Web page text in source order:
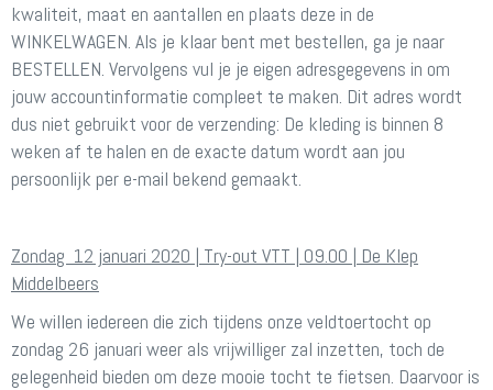
kwaliteit, maat en aantallen en plaats deze in de
WINKELWAGEN. Als je klaar bent met bestellen, ga je naar
BESTELLEN. Vervolgens vul je je eigen adresgegevens in om
jouw accountinformatie compleet te maken. Dit adres wordt
dus niet gebruikt voor de verzending: De kleding is binnen 8
weken af te halen en de exacte datum wordt aan jou
persoonlijk per e-mail bekend gemaakt.
Zondag 12 januari 2020 | Try-out VTT | 09.00 | De Klep
Middelbeers
We willen iedereen die zich tijdens onze veldtoertocht op
zondag 26 januari weer als vrijwilliger zal inzetten, toch de
gelegenheid bieden om deze mooie tocht te fietsen. Daarvoor is